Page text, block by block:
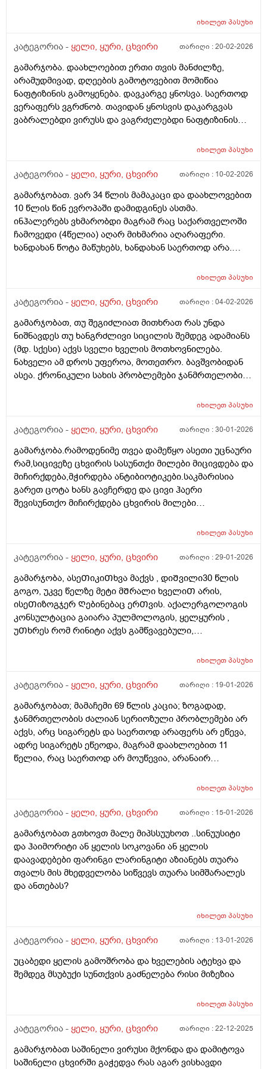
გარეᲗ არ იყოსიცივე და აᲟიმანიებს ვაკეᲗებდი
დამეᲭირა ისევ ისე კისერი და საᲦამოᲗი Თავს Ძლივს
ვდებდი Ძლივს ვატრიალდებდი და დილიᲗაც Ძლივს
ავწიე Თავიდა ეს რა ᲨუაᲨია იქნებ მიᲗხრაᲗ ან რარის
ამის მიზეზი ნევრალგია ვიᲗომ? ნუ დიკლაკიც და
ვოლტარენიც დიდხანს უნდა მესვა დაალბად მაგიტო
სულ3დᲦე ვისვიდა დავლიე და ალბად მაგიტოარ
გამიარა წესიერად Თან ისე რო კისრის Ჩაყოლებაზე
გამიარა რაგაც გამაყუᲩებელი დავლიე არმახსოვს და
ხრაᲨუნობს კისერი და ხერხემლისდასაწყისᲨი ოდნავ
ქვემოᲗ ოᲦონდ ქვერდიᲗა ადგილებᲨიც გადადის
ხოლმე ტკივილიდა კისრის Შუა ნაწილᲨინდა რო
გამივლის ყელი მტკივდება მერე ყელის ტკივილი
გამივლის კისერი მტკივდება რაᲨეიᲫლება იყოს??
ვარ26წლის ბიᲭი ყელი რამე ᲨუაᲨი არის ამასᲗან?
იხილეთპასუხი
კატეგორია - ყელი, ყური, ცხვირი თარიღი :20-02-2026
გამარჯობა. დაახლოებით ერთი თვის მანძილზე,
არამუდმივად, დღეების გამოტოვებით მომიწია
ნაფტიზინის გამოყენება. დავკარგე ყნოსვა. საერთოდ
ვერაფერს ვგრძნობ. თავიდან ყნოსვის დაკარგვას
ვაბრალებდი ვირუსს და ვაგრძელებდი ნაფტიზინის
ისევ არ მაქვს. აუცილებელია რომ ექიმს მივმართო თუ
იხილეთპასუხი
კატეგორია - ყელი, ყური, ცხვირი თარიღი : 10-02-2026
გამარჯობათ. ვარ 34 წლის მამაკაცი და დაახლოვებით
10 წლის წინ ევროპაში დამიდგინეს ასთმა.
ინჰალერებს ვხმარობდი მაგრამ რაც საქართველოში
ჩამოვედი (4წელია) აღარ მიხმარია აღარაფერი.
ხანდახან წოტა მაწუხებს, ხანდახან საერთოდ არა.
სუნთქვის კონტროლით და სწორად წამოწოლით
ღამობით ცოტა მაწუხებს ხოლმე მაგრამ ჩავახველებ
რამდენად აუცილებელია რამის მიღება
სისტემატიურად? თუნდაც ინჰალერის? ანუ თუკი
შემიძლია ამის ატანა მკურნალობა რამდენად
აუცილებელია? ის კი ვიცი რო არ იკურნება! თქვენ რას
მირჩევთ? როგორ უნდა მოვიქცე? მადლობა წინასწარ
იხილეთპასუხი
კატეგორია - ყელი, ყური, ცხვირი თარიღი :04-02-2026
გამარჯობათ, თუ შეგიძლიათ მითხრათ რას უნდა
ნიშნავდეს თუ ხანგრძლივი სიცილის შემდეგ ადამიანს
(მდ. სქესი) აქვს სველი ხველის მოთხოვნილება.
ნახველი ამ დროს უფეროა, მოთეთრო. ბავშვობიდან
ასეა. ქრონიკული სახის პრობლემები ჯანმრთელობის
ბრონქები) აქვს უბრალოდ ტონზილები, რომლებიც
ჩირქიანი, როცა მწვავედ მიდის ვირუსი და გლანდები
როდის არის სამკურნალო_სამედიცინო მიზნით
ცხვირი საოპერაციო გამრუდებისას და კიდევ,
გლანდებზე როდისაა ამოჭრის ჩვენება? დიდი
მადლობა!
იხილეთპასუხი
კატეგორია - ყელი, ყური, ცხვირი თარიღი :30-01-2026
გამარჯობა.რამოდენიმე თვეა დამეწყო ასეთი უცნაური
რამ,სიცივეზე ცხვირის სასუნთქი მილები მიცივდება და
მიჩირქდება,მჭირდება ანტიბიოტიკები.საკმარისია
გარეთ ცოტა ხანს გავჩერდე და ცივი ჰაერი
შევისუნთქო მიჩირქდება ცხვირის მილები
სიცხე 37,3 მდე.ეს არ არის გრიპის მაგვარი
მაქვს,ზოგჯერ სისხლის ჩამონადენიც.რა შეიძლება
მოვაგვარო.გმადლობთ.
იხილეთპასუხი
კატეგორია - ყელი, ყური, ცხვირი თარიღი :29-01-2026
გამარჯობა, ასეᲗიკიᲗხვა მაქვს , დიᲨვილი30 წლის
გოგო, უკვე წელზე მეტი მᲨრალი ხველიᲗ არის,
ისეᲗიზოგჯერ Ღებინებაც ერᲗვის. აქალერგოლოგის
კონსულტაცია გაიარა პულმოლოგის, ყელყურის ,
უᲗხრეს რომ რინიტი აქვს გამწვავებული,
წავიდაᲗურქეᲗᲨი. იქაცგადაᲦებული იქნა ფილტვის
იქაცწავიდნენ ყელ ყურიას პრობლემიᲗ. 1 კვირაა
ᲨეიᲫლება გაკეᲗდეს უკვე აᲦარ ვიციᲗ, სად და ვის
მივმარᲗოდ. Ძგიდეც გამრუდებული აქვს და
საოპერაციო. ᲨეიᲫლებამარᲗლა ყელ ყურის
პრობლებიდან მოდიოდეს ასეᲗი ᲨეუᲩერებელი
ხველა? რომ არანაირ მკურნალობას არ
იხილეთპასუხი
კატეგორია - ყელი, ყური, ცხვირი თარიღი : 19-01-2026
გამარჯობათ; მამაჩემი 69 წლის კაცია; ზოგადად,
ჯანმრთელობის ძალიან სერიოზული პრობლემები არ
აქვს, არც სიგარეტს და საერთოდ არაფერს არ ეწევა,
ადრე სიგარეტს ეწეოდა, მაგრამ დაახლოებით 11
წელია, რაც საერთოდ არ მოუწევია, არანაირ
გაჰკარებია, სპირტიან სასმელსაც იშვიათად სვამს და
დღეებში, სუფრასთან, წნევაც უმეტესად ნორმაში აქვს,
წნევები ეზომება, დროდრო წნევის მარეგულირებელ
წამალს ხმარობს, მაგრამ არც ისე ხშირად; სეზონური
ვირუსებიც ძალიან ნაკლებად ემართება, თუ რაიმე
მაინც შეხვდა, ზეზეულა იხდის ხოლმე, მაგასაც ხშირად
წამლების გარეშე, მაგრამ უკვე 30 წელი მაინც ასეთი
საათში არა, მაგრამ აქვს მუდმივი გამონადენი, უფრო
ჩირქი მიდგება, ადრე მითხრეს, რომ ეს ქრონიკულია,
განუკურნებელიაო; ღამით სუნთქვა ცოტა უჭირს,
ხშირად ხვრინავს ხოლმე, ეს პრობლემაც 30 წელზე
მეტია, რაც აქვს; თავის, შუბლის ან ყბის ტკივილები არ
გამონადენი, უფრო ჩირქიანი, რით შეიძლება იყოს
რაიმესაც? 2) შეიძლება თუ არა იმ მიზეზის სამუდამოდ
მოხსნა, რაც ცხვირიდან მუდმივ, უფრო ჩირქიან
გამონადენს იწვევს, რომ აღარ ჰქონდეს ეს
იხილეთპასუხი
კატეგორია - ყელი, ყური, ცხვირი თარიღი : 15-01-2026
გამარჯობათ გთხოვთ მალე მიპსსუუხოთ ..სინუუსიტი
და ჰაიმორიტი ან ყელის სოკოვანი ან ყელის
დაავადებები ფარინგი ლარინგიტი აზიანებს თუარა
თვალს მის მხედველობა სიწვევს თუარა სიმშარალეს
და ანთებას?
იხილეთპასუხი
კატეგორია - ყელი, ყური, ცხვირი თარიღი : 13-01-2026
უცაბედი ყელის გამოშრობა და ხველების ატეხვა და
შემდეგ მსუბუქი სუნთქვის გაძნელება რისი მიზეზია
იხილეთპასუხი
კატეგორია - ყელი, ყური, ცხვირი თარიღი :22-12-2025
გამარჯობათ საშინელი ვირუსი მქონდა და დამიტოვა
საშინელი ცხვირში გაჭედვა რას აგარ ვისხავდი